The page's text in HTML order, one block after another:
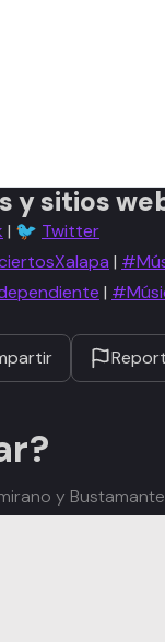
y sitios
| 🐦 Twitter
|
|
y